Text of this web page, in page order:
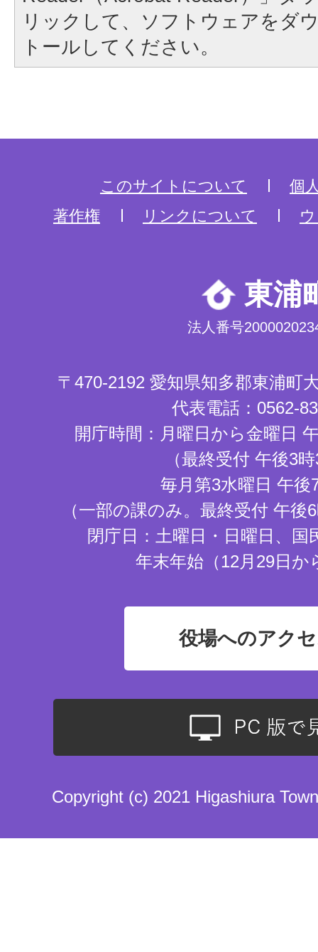
リックして、ソフトウェアをダ
トールしてください。
このサイトについて
個
著作権
リンクについて
東浦
法人番号
〒470-2192 愛知県知多郡東浦町
代表電話：0562-
開庁時間：月曜日から金曜日
（最終受付 午後3
毎月第3水曜日 午後
（一部の課のみ。最終受付 午
閉庁日：土曜日・日曜日、国
年末年始（12月29日か
役場へのアク
Copyright (c) 2021 Higashiura